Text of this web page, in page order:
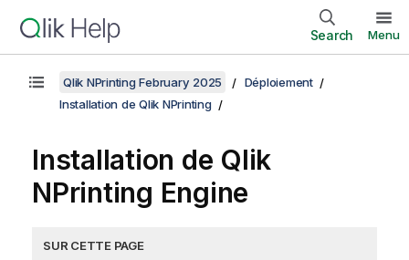
Search Menu
Qlik NPrinting February 2025
Déploiement
Installation de Qlik NPrinting
Installation de Qlik
NPrinting Engine
SUR CETTE PAGE